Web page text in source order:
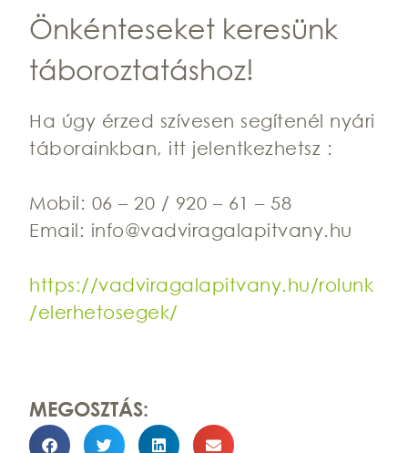
Önkénteseket keresünk
táboroztatáshoz!
Ha úgy érzed szívesen segítenél nyári
táborainkban, itt jelentkezhetsz :
Mobil: 06 – 20 / 920 – 61 – 58
Email: info@vadviragalapitvany.hu
https://vadviragalapitvany.hu/rolunk
/elerhetosegek/
MEGOSZTÁS: